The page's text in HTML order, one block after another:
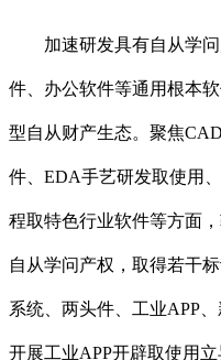
加速研发具有自从学问
件、办公软件等通用根本
型自从财产生态。聚焦
件、EDA手艺研发取使用
程取特色行业软件等方面
自从学问产权，取得若干
系统、两头件、工业APP
开展工业APP开辟取使用